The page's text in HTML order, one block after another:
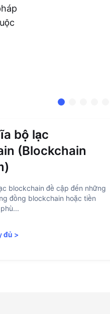
bộ lạc
(Blockchain
blockchain đề cập đến những
đồng blockchain hoặc tiền
đủ >